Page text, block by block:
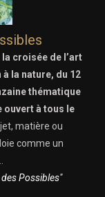
croisée de l’art
la nature, du 12
thématique
ouvert à tous le
matière ou
comme un
Possibles"